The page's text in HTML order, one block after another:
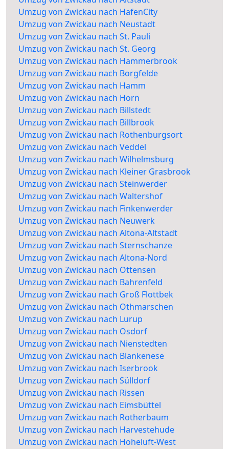
Umzug von Zwickau nach HafenCity
Umzug von Zwickau nach Neustadt
Umzug von Zwickau nach St. Pauli
Umzug von Zwickau nach St. Georg
Umzug von Zwickau nach Hammerbrook
Umzug von Zwickau nach Borgfelde
Umzug von Zwickau nach Hamm
Umzug von Zwickau nach Horn
Umzug von Zwickau nach Billstedt
Umzug von Zwickau nach Billbrook
Umzug von Zwickau nach Rothenburgsort
Umzug von Zwickau nach Veddel
Umzug von Zwickau nach Wilhelmsburg
Umzug von Zwickau nach Kleiner Grasbrook
Umzug von Zwickau nach Steinwerder
Umzug von Zwickau nach Waltershof
Umzug von Zwickau nach Finkenwerder
Umzug von Zwickau nach Neuwerk
Umzug von Zwickau nach Altona-Altstadt
Umzug von Zwickau nach Sternschanze
Umzug von Zwickau nach Altona-Nord
Umzug von Zwickau nach Ottensen
Umzug von Zwickau nach Bahrenfeld
Umzug von Zwickau nach Groß Flottbek
Umzug von Zwickau nach Othmarschen
Umzug von Zwickau nach Lurup
Umzug von Zwickau nach Osdorf
Umzug von Zwickau nach Nienstedten
Umzug von Zwickau nach Blankenese
Umzug von Zwickau nach Iserbrook
Umzug von Zwickau nach Sülldorf
Umzug von Zwickau nach Rissen
Umzug von Zwickau nach Eimsbüttel
Umzug von Zwickau nach Rotherbaum
Umzug von Zwickau nach Harvestehude
Umzug von Zwickau nach Hoheluft-West